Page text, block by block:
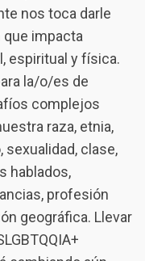
nos toca darle
impacta
espiritual y física.
la/o/es de
complejos
raza, etnia,
sexualidad, clase,
hablados,
profesión
geográfica. Llevar